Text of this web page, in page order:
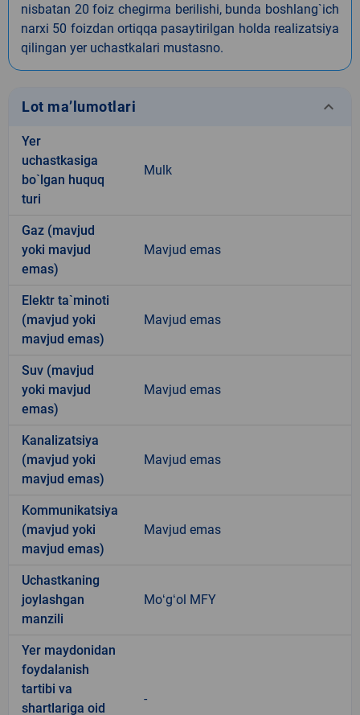
nisbatan 20 foiz chegirma berilishi, bunda boshlang`ich
narxi 50 foizdan ortiqqa pasaytirilgan holda realizatsiya
qilingan yer uchastkalari mustasno.
Lot ma’lumotlari keyboard_arrow_down
Yer
uchastkasiga
bo`lgan huquq
turi
Mulk
Gaz (mavjud
yoki mavjud
emas)
Mavjud emas
Elektr ta`minoti
(mavjud yoki
mavjud emas)
Mavjud emas
Suv (mavjud
yoki mavjud
emas)
Mavjud emas
Kanalizatsiya
(mavjud yoki
mavjud emas)
Mavjud emas
Kommunikatsiya
(mavjud yoki
mavjud emas)
Mavjud emas
Uchastkaning
joylashgan
manzili
Moʻgʻol MFY
Yer maydonidan
foydalanish
tartibi va
shartlariga oid
-